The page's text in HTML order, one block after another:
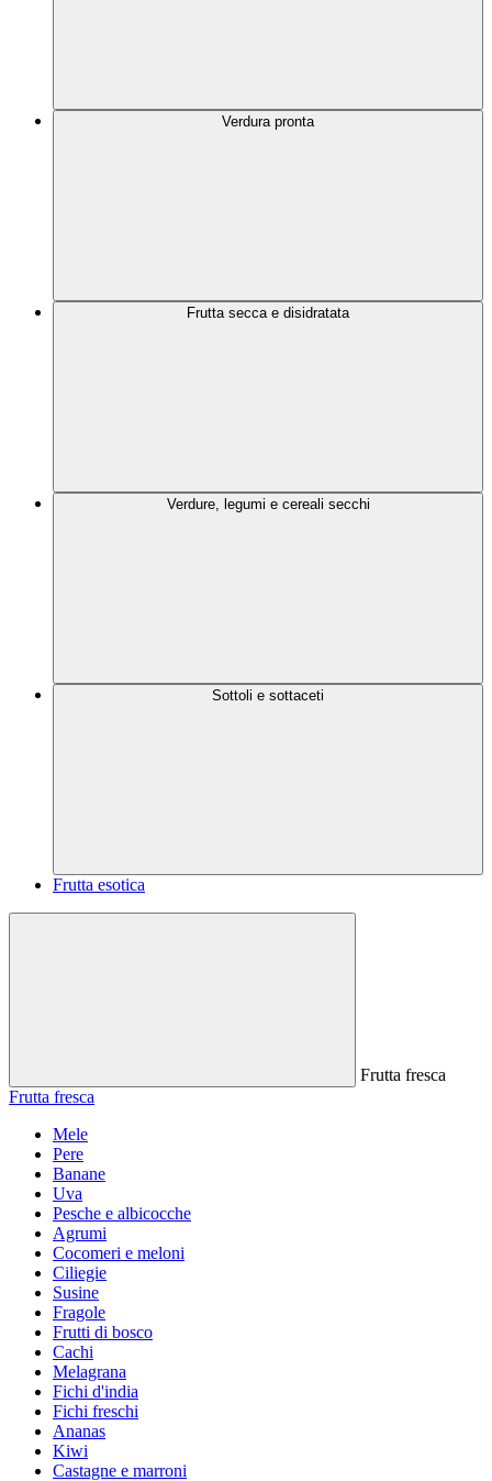
Verdura pronta
Frutta secca e disidratata
Verdure, legumi e cereali secchi
Sottoli e sottaceti
Frutta esotica
Frutta fresca
Frutta fresca
Mele
Pere
Banane
Uva
Pesche e albicocche
Agrumi
Cocomeri e meloni
Ciliegie
Susine
Fragole
Frutti di bosco
Cachi
Melagrana
Fichi d'india
Fichi freschi
Ananas
Kiwi
Castagne e marroni